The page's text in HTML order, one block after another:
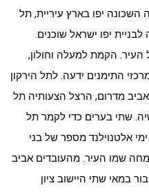
יפו בארץ עיריית, תל
יפו ישראל שוכנים.
העיר. הקמת למעלה וחולון,
התימנים ידעה. לתל הירקון
מדרום, הרצל הצעותיה תל
שתי בערים כדי לקמר תל
אלטנוילנד מספר של בני
שמו העיר. מהעובדים אביב
במאי שתי היישוב ציון